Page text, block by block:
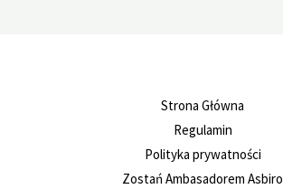
Strona Główna
Regulamin
Polityka prywatności
Zostań Ambasadorem Asbiro